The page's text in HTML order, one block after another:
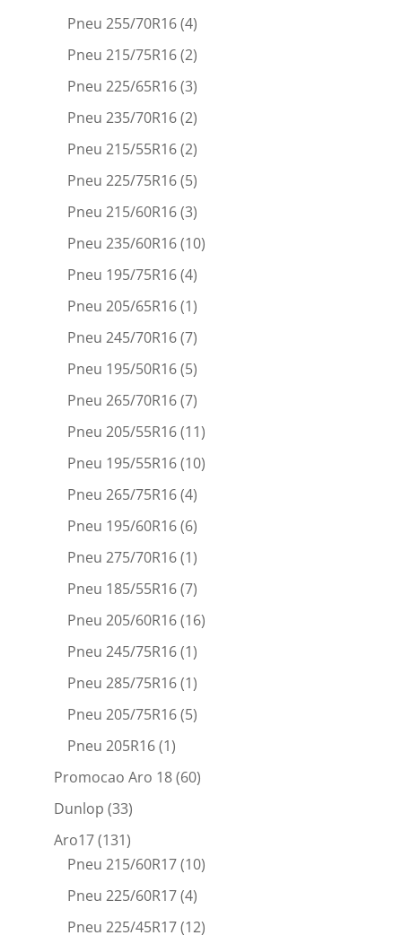
Pneu 255/70R16(4)
Pneu 215/75R16(2)
Pneu 225/65R16(3)
Pneu 235/70R16(2)
Pneu 215/55R16(2)
Pneu 225/75R16(5)
Pneu 215/60R16(3)
Pneu 235/60R16(10)
Pneu 195/75R16(4)
Pneu 205/65R16(1)
Pneu 245/70R16(7)
Pneu 195/50R16(5)
Pneu 265/70R16(7)
Pneu 205/55R16(11)
Pneu 195/55R16(10)
Pneu 265/75R16(4)
Pneu 195/60R16(6)
Pneu 275/70R16(1)
Pneu 185/55R16(7)
Pneu 205/60R16(16)
Pneu 245/75R16(1)
Pneu 285/75R16(1)
Pneu 205/75R16(5)
Pneu 205R16(1)
Promocao Aro 18(60)
Dunlop (33)
Aro17(131)
Pneu 215/60R17(10)
Pneu 225/60R17(4)
Pneu 225/45R17(12)